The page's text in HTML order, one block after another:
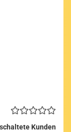
Kunden